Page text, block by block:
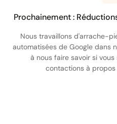
Prochainement :
Nous travaillons d'arrache-
automatisées de Google dans
à nous faire savoir si
contactions à